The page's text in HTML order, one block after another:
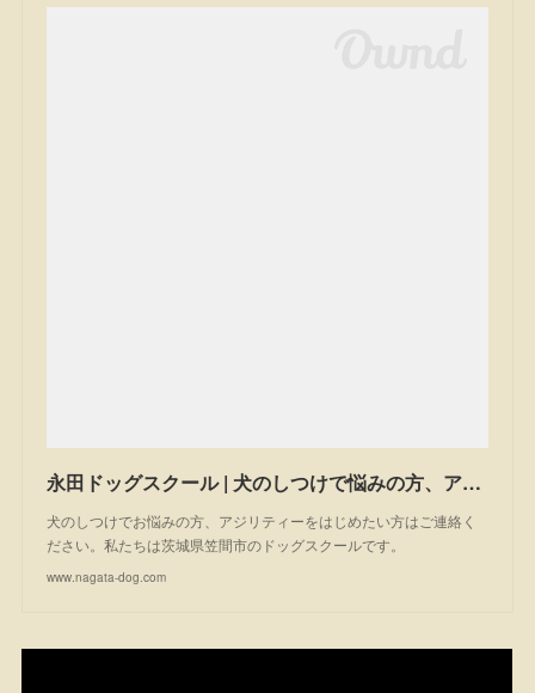
永田ドッグスクール | 犬のしつけで悩みの方、アジリティーを始めたい方は一度ご相談ください。私たちは茨城県笠間市のドッグスクールです。
犬のしつけでお悩みの方、アジリティーをはじめたい方はご連絡く
ださい。私たちは茨城県笠間市のドッグスクールです。
www.nagata-dog.com